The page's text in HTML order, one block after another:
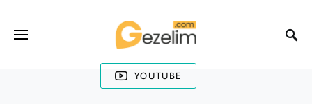
YOUTUBE